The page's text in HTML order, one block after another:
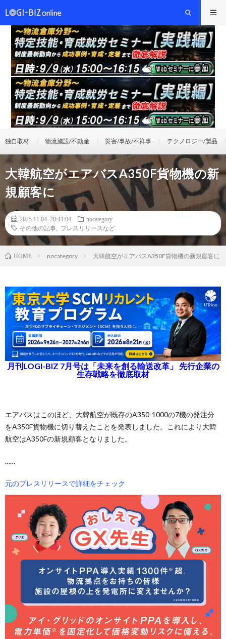
独自取材 物流施設/不動産 災害/事故/不祥事 テクノロジー/製品
大韓航空がエアバスA350F貨物機の新
規顧客に
2025.11.04 20:41:04
nocategory
その他の記事
プレスリリースなど
HOME nocategory 大韓航空がエアバスA350F貨物機の新規顧客に
月刊LOGI-BIZ 7月号は「未来を創る輸送改革」 先行企業の
生存戦略を徹底取材
エアバスはこのほど、大韓航空が既存のA350-1000の7機の発注分
をA350F貨物機に切り替えたことを発表しました。これにより大韓
航空はA350Fの新規顧客となりました。
……
元のプレスリリースで詳細をチェック